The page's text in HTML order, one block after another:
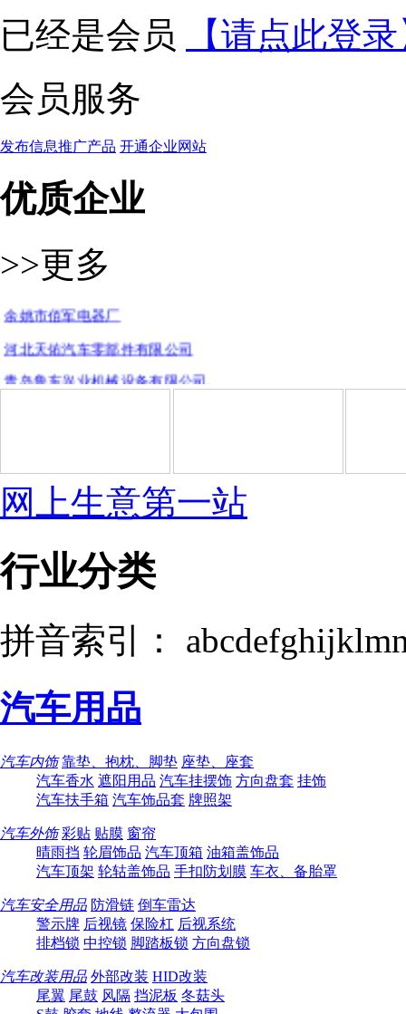
已经是会员
【请点此登
会员服务
发布信息推广产品 开通企业网站
优质企业
>>更多
深圳长广科技有限公司
淄博欧林智能科技有限公司
沧州伊尼汽车配件有限公司
浙江华轴科技股份有限公司
郝三机械配件制造有限公司
河北天佑汽车零部件有限公司
青岛鲁东兴业机械设备有限公司.
广州市越秀区益丰隆汽车用品商行
泰捷科技(香河)有限公司
清河县航云橡胶制品有限公司
西安盈宝汽车配件有限公司
网上生意第一站
行业分类
拼音索引： abcdefghijklm
汽车用品
汽车内饰 靠垫、抱枕、脚垫 座垫、座套
汽车香水 遮阳用品 汽车挂摆饰 方向盘套 挂饰
汽车扶手箱 汽车饰品套 牌照架
汽车外饰 彩贴 贴膜 窗帘
晴雨挡 轮眉饰品 汽车顶箱 油箱盖饰品
汽车顶架 轮轱盖饰品 手扣防划膜 车衣、备胎罩
汽车安全用品 防滑链 倒车雷达
警示牌 后视镜 保险杠 后视系统
排档锁 中控锁 脚踏板锁 方向盘锁
汽车改装用品 外部改装 HID改装
尾翼 尾鼓 风隔 挡泥板 冬菇头